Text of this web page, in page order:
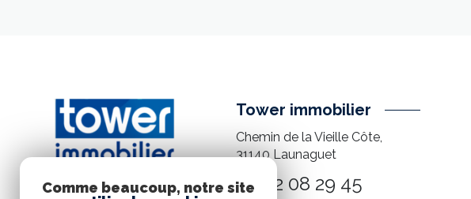
Tower immobilier
Chemin de la Vieille Côte,
31140 Launaguet
05 82 08 29 45
Comme beaucoup, notre site